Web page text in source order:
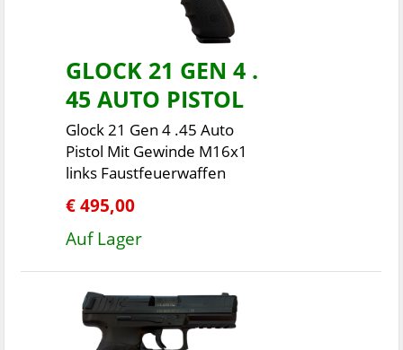
GLOCK 21 GEN 4 .
45 AUTO PISTOL
Glock 21 Gen 4 .45 Auto
Pistol Mit Gewinde M16x1
links Faustfeuerwaffen
€ 495,00
Auf Lager